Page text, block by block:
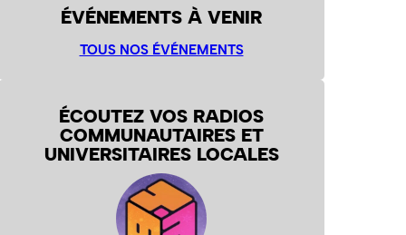
ÉVÉNEMENTS À VENIR
TOUS NOS ÉVÉNEMENTS
ÉCOUTEZ VOS RADIOS
COMMUNAUTAIRES ET
UNIVERSITAIRES LOCALES